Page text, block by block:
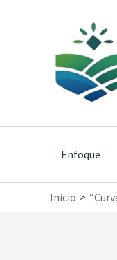
contenido
Enfoque
Inicio